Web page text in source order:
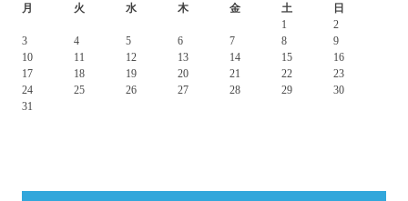
月
火 水 木 金 土
日
1
2
3
4 5 6 7 8
9
10
11 12 13 14 15
16
17
18 19 20 21 22
23
24
25 26 27 28 29
30
31